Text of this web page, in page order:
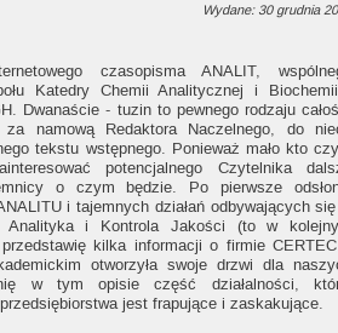
Wydane: 30 grudnia
czasopisma ANALIT,
Katedry Chemii Analitycznej i
Dwanaście - tuzin to pewnego rodzaju
za namową Redaktora Naczelnego, do
tekstu wstępnego. Ponieważ mało kto
potencjalnego Czytelnika
o czym będzie. Po pierwsze
i tajemnych działań odbywających
Analityka i Kontrola Jakości (to w
kilka informacji o firmie
otworzyła swoje drzwi dla
w tym opisie część działalności,
jest frapujące i zaskakujące.